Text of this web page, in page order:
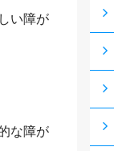
い障が
な障が